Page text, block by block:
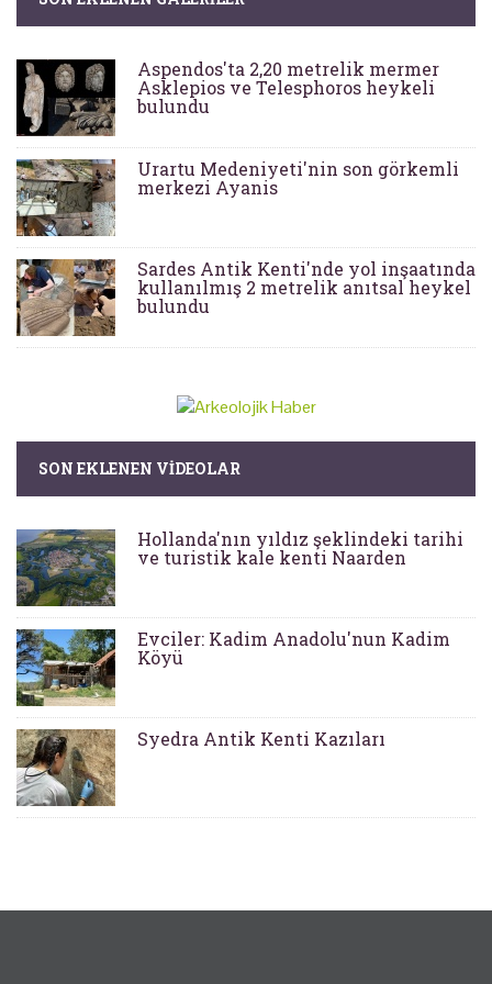
Aspendos'ta 2,20 metrelik mermer
Asklepios ve Telesphoros heykeli
bulundu
Urartu Medeniyeti'nin son görkemli
merkezi Ayanis
Sardes Antik Kenti'nde yol inşaatında
kullanılmış 2 metrelik anıtsal heykel
bulundu
SON EKLENEN VIDEOLAR
Hollanda'nın yıldız şeklindeki tarihi
ve turistik kale kenti Naarden
Evciler: Kadim Anadolu'nun Kadim
Köyü
Syedra Antik Kenti Kazıları